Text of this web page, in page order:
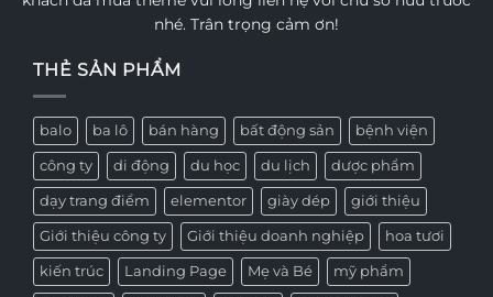
nhé. Trân trọng cảm ơn!
THẺ SẢN PHẨM
balo ba lô bán hàng bất động sản bệnh viện
công ty di động du học du lịch dược phẩm
dạy trang điểm elementor giày dép giới thiệu
Giới thiệu công ty Giới thiệu doanh nghiệp hoa tươi
kiến trúc Landing Page Mẹ và Bé mỹ phẩm